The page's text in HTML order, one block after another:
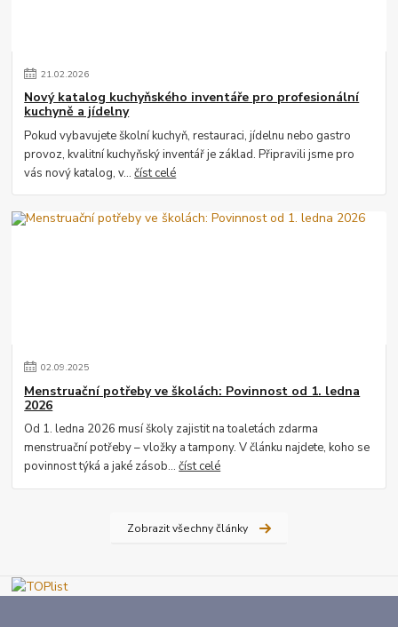
21.02.2026
Nový katalog kuchyňského inventáře pro profesionální
kuchyně a jídelny
Pokud vybavujete školní kuchyň, restauraci, jídelnu nebo gastro
provoz, kvalitní kuchyňský inventář je základ. Připravili jsme pro
vás nový katalog, v...číst celé
02.09.2025
Menstruační potřeby ve školách: Povinnost od 1. ledna
2026
Od 1. ledna 2026 musí školy zajistit na toaletách zdarma
menstruační potřeby – vložky a tampony. V článku najdete, koho se
povinnost týká a jaké zásob...číst celé
Zobrazit všechny články